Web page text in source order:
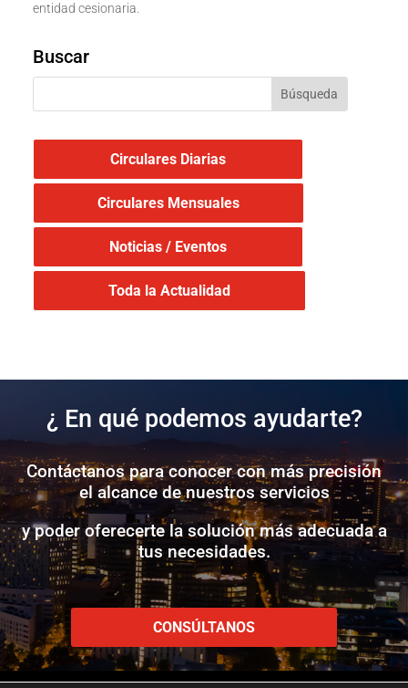
entidad cesionaria.
Buscar
Circulares Diarias
Circulares Mensuales
Noticias / Eventos
Toda la Actualidad
¿ En qué podemos ayudarte?
Contáctanos para conocer con más precisión
el alcance de nuestros servicios
y poder oferecerte la solución más adecuada a
tus necesidades.
CONSÚLTANOS